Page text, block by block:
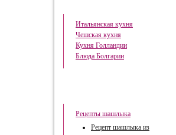
Итальянская кухня
Чешская кухня
Кухня Голландии
Блюда Болгарии
Рецепты шашлыка
Рецепт шашлыка из